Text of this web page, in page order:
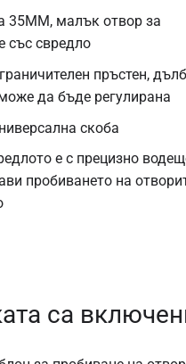
35ММ, малък отвор за
със свредло
пръстен,
да бъде регулирана
скоба
е с прецизно
пробиването на
са